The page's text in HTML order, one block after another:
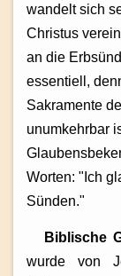
wandelt sich
Christus
an die
essentiell,
Sakramente
unumkehrbar
Worten: "Ich
Sünden."
Biblische
wurde von